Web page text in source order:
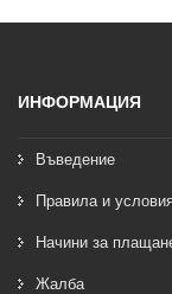
ИНФОРМАЦИЯ
Въведение
Правила и
Начини за
Жалба